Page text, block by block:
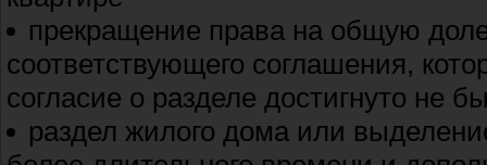
прекращение права на общую
соответствующего соглашения,
согласие о разделе достигнуто не
раздел жилого дома или